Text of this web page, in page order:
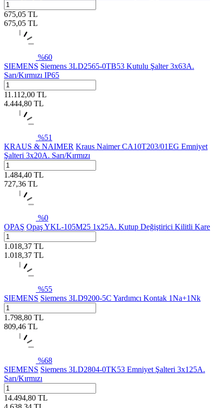
675,05 TL
675,05 TL
%60
SIEMENS Siemens 3LD2565-0TB53 Kutulu Şalter 3x63A.
Sarı/Kırmızı IP65
11.112,00 TL
4.444,80 TL
%51
KRAUS & NAIMER Kraus Naimer CA10T203/01EG Emniyet
Şalteri 3x20A. Sarı/Kırmızı
1.484,40 TL
727,36 TL
%0
OPAŞ Opaş YKL-105M25 1x25A. Kutup Değiştirici Kilitli Kare
1.018,37 TL
1.018,37 TL
%55
SIEMENS Siemens 3LD9200-5C Yardımcı Kontak 1Na+1Nk
1.798,80 TL
809,46 TL
%68
SIEMENS Siemens 3LD2804-0TK53 Emniyet Şalteri 3x125A.
Sarı/Kırmızı
14.494,80 TL